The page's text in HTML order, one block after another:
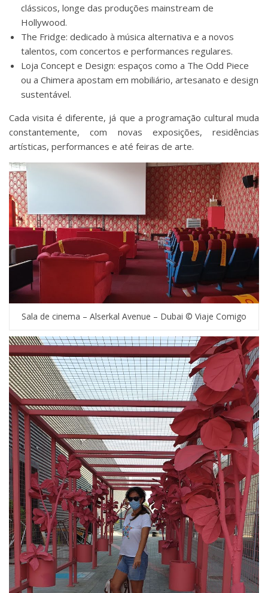
clássicos, longe das produções mainstream de
Hollywood.
The Fridge: dedicado à música alternativa e a novos
talentos, com concertos e performances regulares.
Loja Concept e Design: espaços como a The Odd Piece
ou a Chimera apostam em mobiliário, artesanato e design
sustentável.
Cada visita é diferente, já que a programação cultural muda
constantemente, com novas exposições, residências
artísticas, performances e até feiras de arte.
Sala de cinema – Alserkal Avenue – Dubai © Viaje Comigo